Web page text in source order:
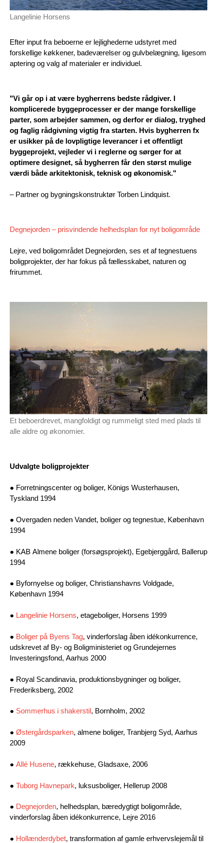
Langelinie Horsens
Efter input fra beboerne er lejlighederne udstyret med
forskellige køkkener, badeværelser og gulvbelægning, ligesom
aptering og valg af materialer er individuel.
"Vi går op i at være bygherrens bedste rådgiver. I
komplicerede byggeprocesser er der mange forskellige
parter, som arbejder sammen, og derfor er dialog, tryghed
og faglig rådgivning vigtig fra starten. Hvis bygherren fx
er usikker på de lovpligtige leverancer i et offentligt
byggeprojekt, vejleder vi i reglerne og sørger for at
optimere designet, så bygherren får den størst mulige
værdi både arkitektonisk, teknisk og økonomisk."
– Partner og bygningskonstruktør Torben Lindquist.
Degnejorden – prisvindende helhedsplan for nyt boligområde
Lejre, ved boligområdet Degnejorden, ses et af tegnestuens
boligprojekter, der har fokus på fællesskabet, naturen og
frirummet.
Et beboerdrevet, mangfoldigt og rummeligt sted med plads til
alle aldre og økonomier.
Udvalgte boligprojekter
● Forretningscenter og boliger, Königs Wusterhausen,
Tyskland 1994
● Overgaden neden Vandet, boliger og tegnestue, København
1994
● KAB Almene boliger (forsøgsprojekt), Egebjerggård, Ballerup
1994
● Byfornyelse og boliger, Christianshavns Voldgade,
København 1994
● Langelinie Horsens, etageboliger, Horsens 1999
● Boliger på Byens Tag, vinderforslag åben idékonkurrence,
udskrevet af By- og Boligministeriet og Grundejernes
Investeringsfond, Aarhus 2000
● Royal Scandinavia, produktionsbygninger og boliger,
Frederiksberg, 2002
● Sommerhus i shakerstil, Bornholm, 2002
● Østergårdsparken, almene boliger, Tranbjerg Syd, Aarhus
2009
● Allé Husene, rækkehuse, Gladsaxe, 2006
● Tuborg Havnepark, luksusboliger, Hellerup 2008
● Degnejorden, helhedsplan, bæredygtigt boligområde,
vinderforslag åben idékonkurrence, Lejre 2016
● Hollænderdybet, transformation af gamle erhvervslejemål til